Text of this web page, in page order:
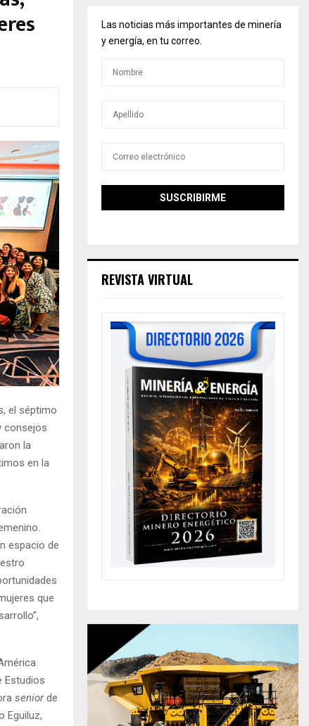
el séptimo
consejos
la
en la
espacio de
que
Estudios
seniorde
Eguiluz,
Las noticias más importantes de minería
y energía, en tu correo.
REVISTA VIRTUAL